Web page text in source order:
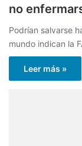
no
Podrían salvarse
mundo indican la
Leer más »